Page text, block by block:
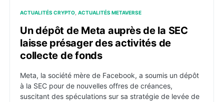
ACTUALITÉS CRYPTO ACTUALITÉS METAVERSE
Un dépôt de Meta auprès de la SEC
laisse présager des activités de
collecte de fonds
Meta, la société mère de Facebook, a soumis un dépôt
à la SEC pour de nouvelles offres de créances,
suscitant des spéculations sur sa stratégie de levée de